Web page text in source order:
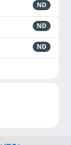
ND
ND
ND